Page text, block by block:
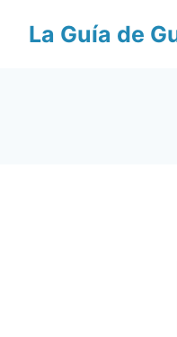
La Guía de